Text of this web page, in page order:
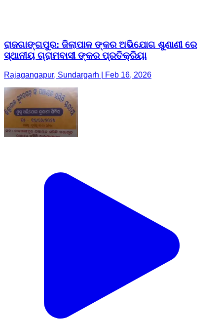
ରାଜଗାଙ୍ଗପୁର: ଜିଲାପାଳ ଙ୍କର ଅଭିଯୋଗ ଶୁଣାଣୀ ରେ
ସ୍ଥାନୀୟ ଗ୍ରାମବାସୀ ଙ୍କର ପ୍ରତିକ୍ରିୟା
Rajagangapur, Sundargarh | Feb 16, 2026